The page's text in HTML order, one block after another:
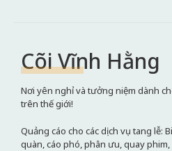
Cõi Vĩnh Hằng
Nơi yên nghỉ và tưởng niệm dành
trên thế giới!
Quảng cáo cho các dịch vụ tang lễ:
quàn, cáo phó, phân ưu, quay phim,